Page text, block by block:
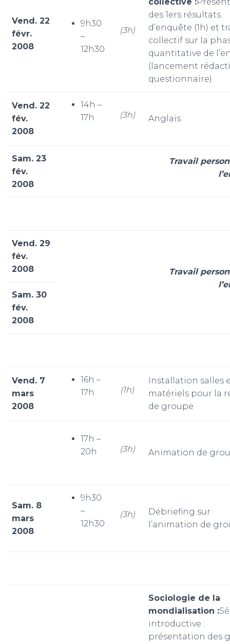
Vend. 22
févr.
2008
9h30
–
12h30
(3h)
des 1ers résultats
d’enquête (1h) et
collectif sur la
quantitative de
(lancement
questionnaire)
Vend. 22
fév.
2008
14h –
17h
(3h) Anglais
Sam. 23
fév.
2008
Travail
Vend. 29
fév.
2008
Travail
Sam. 30
fév.
2008
Vend. 7
mars
2008
16h –
17h
(1h)
Installation salles
matériels pour la
de groupe
17h –
20h
(3h) Animation de
Sam. 8
mars
2008
9h30
–
12h30
(3h)
Débriefing sur
l’animation de
Sociologie de la
mondialisation :
introductive :
présentation des